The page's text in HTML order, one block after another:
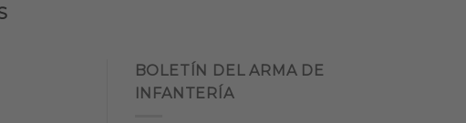
BOLETÍN DEL ARMA DE
INFANTERÍA